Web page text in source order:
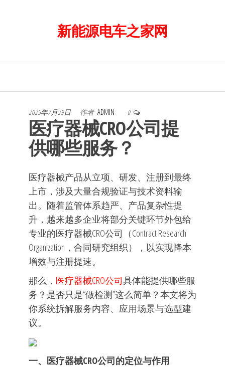
新能源电车之家网
2025年7月29日 作者 ADMIN 0
医疗器械CRO公司提
供哪些服务？
医疗器械产品从立项、研发、注册到最终
上市，涉及大量合规验证与技术资料输
出。随着监管体系趋严、产品复杂性提
升，越来越多企业将部分关键环节外包给
专业的医疗器械CRO公司（Contract Research
Organization，合同研究组织），以实现降本
增效与注册提速。
那么， 医疗器械CRO公司具体能提供哪些服
务？是否只是“做检测”这么简单？本文将为
你系统拆解服务内容、应用场景与选型建
议。
一、医疗器械CRO公司的定位与作用